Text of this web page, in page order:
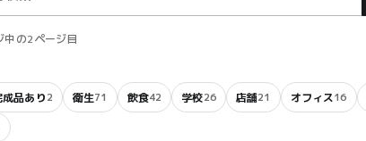
の2ページ目
成品あり2 衛生71 飲食42 学校26 店舗21 オフィス16